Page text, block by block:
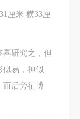
厘米 横33厘
研究之，但
似易，神似
而后旁征博